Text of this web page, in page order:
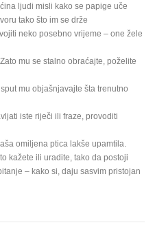
ljudi misli kako se papige uče
tako što im se drže
neko posebno vrijeme – one žele
mu se stalno obraćajte, poželite
mu objašnjavajte šta trenutno
iste riječi ili fraze, provoditi
omiljena ptica lakše upamtila.
kažete ili uradite, tako da postoji
– kako si, daju sasvim pristojan